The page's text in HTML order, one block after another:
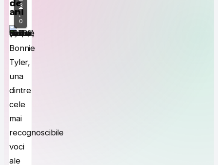
de
ani
3
.
0
Bonnie
Tyler,
una
dintre
cele
mai
recognoscibile
voci
ale